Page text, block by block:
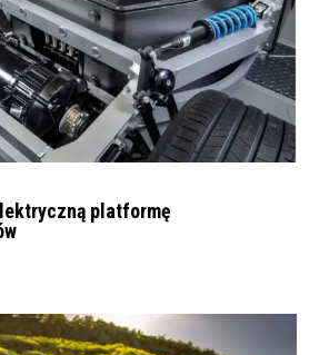
platformę